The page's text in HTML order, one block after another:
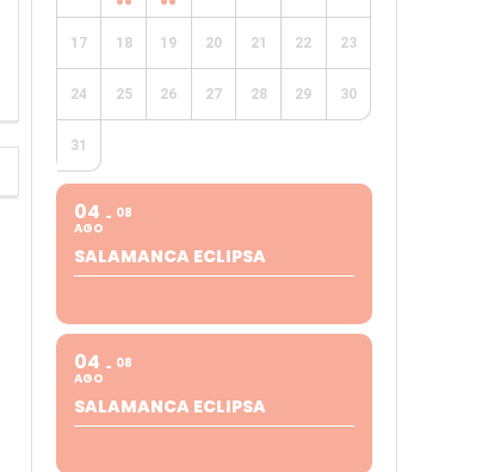
17 18 19 20 21 22 23
24 25 26 27 28 29 30
31
04
AGO
08
SALAMANCA ECLIPSA
04
AGO
08
SALAMANCA ECLIPSA